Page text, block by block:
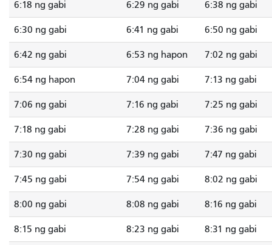
6:18 ng gabi 6:29 ng gabi 6:38 ng gabi
6:30 ng gabi 6:41 ng gabi 6:50 ng gabi
6:42 ng gabi 6:53 ng hapon 7:02 ng gabi
6:54 ng hapon 7:04 ng gabi 7:13 ng gabi
7:06 ng gabi 7:16 ng gabi 7:25 ng gabi
7:18 ng gabi 7:28 ng gabi 7:36 ng gabi
7:30 ng gabi 7:39 ng gabi 7:47 ng gabi
7:45 ng gabi 7:54 ng gabi 8:02 ng gabi
8:00 ng gabi 8:08 ng gabi 8:16 ng gabi
8:15 ng gabi 8:23 ng gabi 8:31 ng gabi